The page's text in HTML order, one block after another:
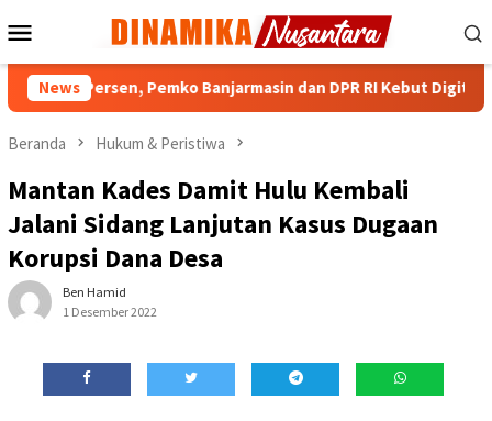
ke
Mobile
News
Persen, Pemko Banjarmasin dan DPR RI Kebut Digitalisasi
Beranda Hukum & Peristiwa
Mantan Kades Damit Hulu Kembali
Jalani Sidang Lanjutan Kasus Dugaan
Korupsi Dana Desa
Ben Hamid
1 Desember 2022